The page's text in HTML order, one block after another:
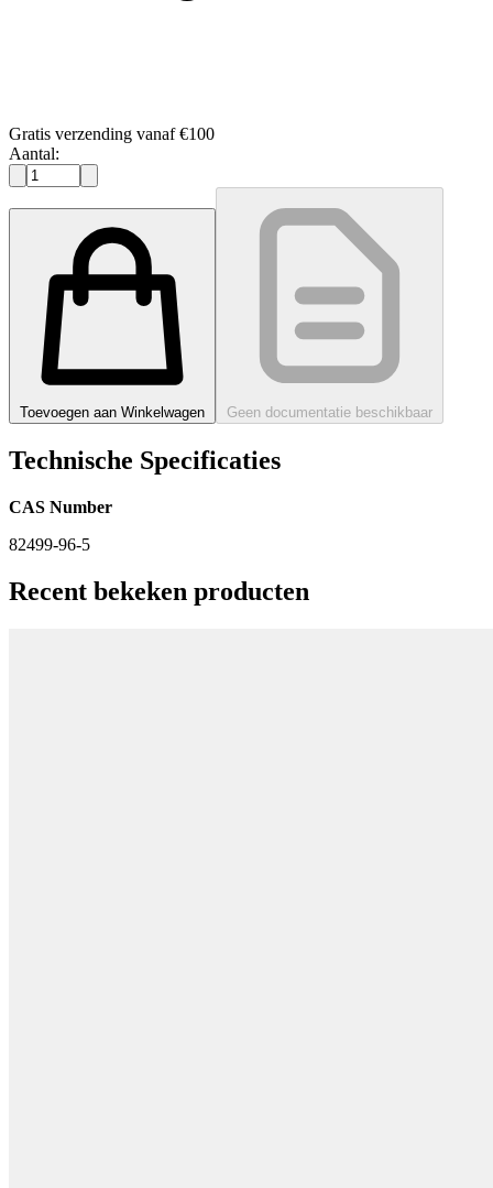
Gratis verzending vanaf €100
Aantal:
Toevoegen aan Winkelwagen Geen documentatie beschikbaar
Technische Specificaties
CAS Number
82499-96-5
Recent bekeken producten